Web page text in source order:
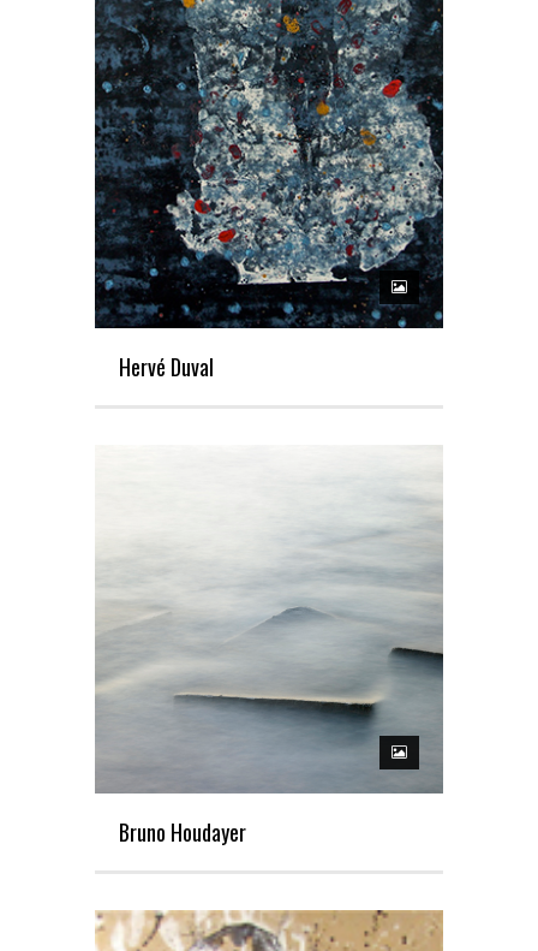
Hervé Duval
Bruno Houdayer